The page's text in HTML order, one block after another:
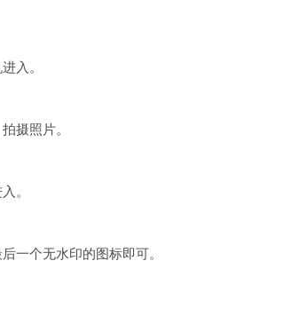
入。
摄照片。
。
一个无水印的图标即可。